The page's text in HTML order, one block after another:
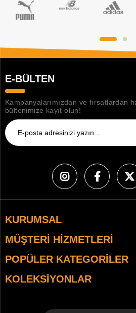
E-BÜLTEN
Kampanyalarımızdan ve fırsatlardan
bültenimize kayıt olun!
KURUMSAL
MÜŞTERI HIZMETLERI
POPÜLER KATEGORILER
KOLEKSIYONLAR